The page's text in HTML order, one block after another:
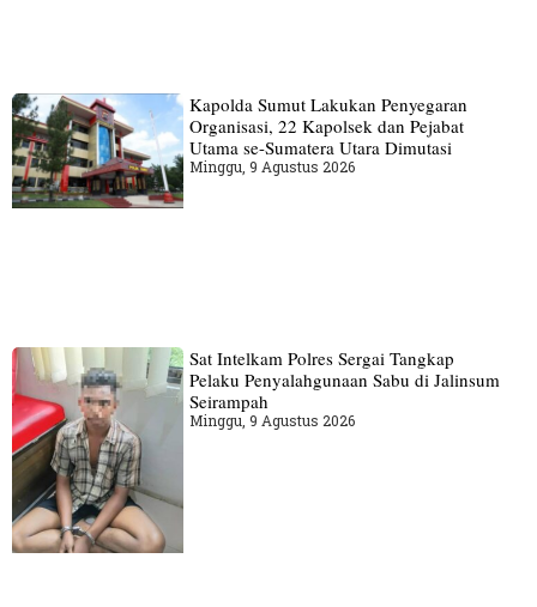
Kapolda Sumut Lakukan Penyegaran
Organisasi, 22 Kapolsek dan Pejabat
Utama se-Sumatera Utara Dimutasi
Minggu, 9 Agustus 2026
Sat Intelkam Polres Sergai Tangkap
Pelaku Penyalahgunaan Sabu di Jalinsum
Seirampah
Minggu, 9 Agustus 2026